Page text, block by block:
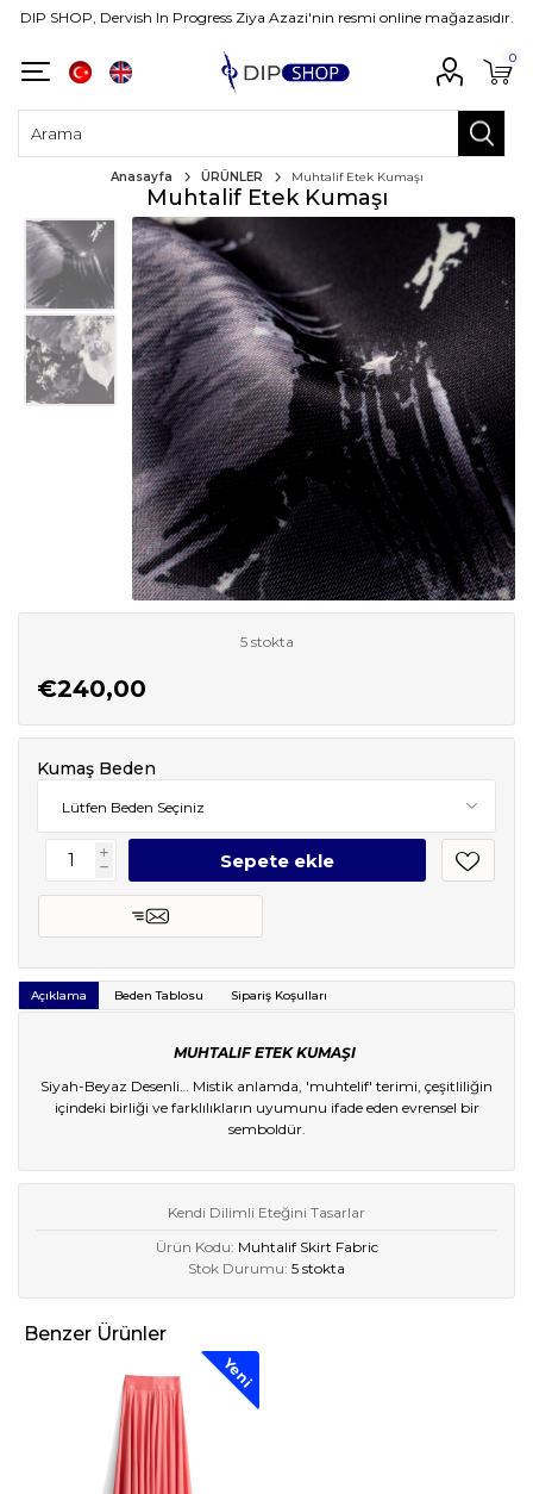
DIP SHOP, Dervish In Progress Ziya Azazi'nin resmi online mağazasıdır.
0
Anasayfa ÜRÜNLER Muhtalif Etek Kumaşı
Muhtalif Etek Kumaşı
5 stokta
€240,00
Kumaş Beden
i
h
Açıklama Beden Tablosu Sipariş Koşulları
MUHTALIFETEK KUMAŞI
Siyah-Beyaz Desenli… Mistik anlamda, 'muhtelif' terimi, çeşitliliğin
içindeki birliği ve farklılıkların uyumunu ifade eden evrensel bir
semboldür.
Kendi Dilimli Eteğini Tasarlar
Ürün Kodu: Muhtalif Skirt Fabric
Stok Durumu: 5 stokta
Benzer Ürünler
Yeni